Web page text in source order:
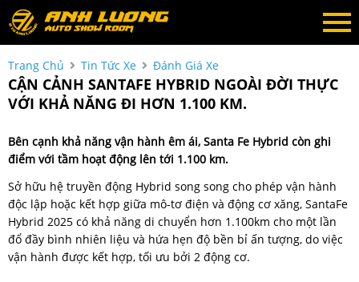
Trang Chủ Tin Tức Xe Đánh Giá Xe
CẬN CẢNH SANTAFE HYBRID NGOÀI ĐỜI THỰC
VỚI KHẢ NĂNG ĐI HƠN 1.100 KM.
Bên cạnh khả năng vận hành êm ái, Santa Fe Hybrid còn ghi
điểm với tầm hoạt động lên tới 1.100 km.
Sở hữu hệ truyền động Hybrid song song cho phép vận hành
độc lập hoặc kết hợp giữa mô-tơ điện và động cơ xăng, SantaFe
Hybrid 2025 có khả năng di chuyển hơn 1.100km cho một lần
đổ đầy bình nhiên liệu và hứa hẹn độ bền bỉ ấn tượng, do việc
vận hành được kết hợp, tối ưu bởi 2 động cơ.